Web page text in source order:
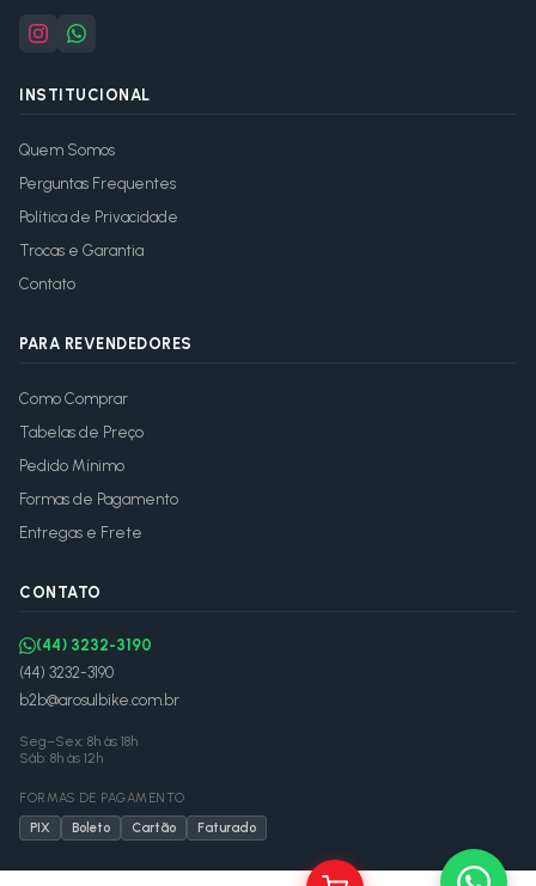
INSTITUCIONAL
Quem Somos
Perguntas Frequentes
Política de Privacidade
Trocas e Garantia
Contato
PARA REVENDEDORES
Como Comprar
Tabelas de Preço
Pedido Mínimo
Formas de Pagamento
Entregas e Frete
CONTATO
(44) 3232-3190
(44) 3232-3190
b2b@arosulbike.com.br
Seg–Sex: 8h às 18h
Sáb: 8h às 12h
FORMAS DE PAGAMENTO
PIX
Boleto Cartão Faturado